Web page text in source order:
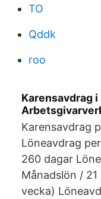
TO
Qddk
roo
Karensavdrag
Karensavdrag
Löneavdrag
260 dagar
Månadslön /
vecka)